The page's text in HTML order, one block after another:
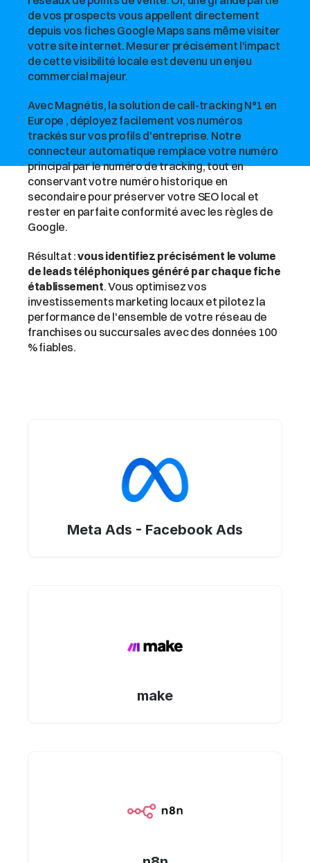
de vos prospects vous appellent directement
depuis vos fiches Google Maps sans même visiter
votre site internet. Mesurer précisément l'impact
de cette visibilité locale est devenu un enjeu
commercial majeur.
Avec Magnétis, la solution de call-tracking N°1 en
Europe , déployez facilement vos numéros
trackés sur vos profils d'entreprise. Notre
connecteur automatique remplace votre numéro
principal par le numéro de tracking, tout en
conservant votre numéro historique en
secondaire pour préserver votre SEO local et
rester en parfaite conformité avec les règles de
Google.
Résultat : vous identifiez précisément le volume
de leads téléphoniques généré par chaque fiche
établissement. Vous optimisez vos
investissements marketing locaux et pilotez la
performance de l'ensemble de votre réseau de
franchises ou succursales avec des données 100
% fiables.
Meta Ads - Facebook Ads
make